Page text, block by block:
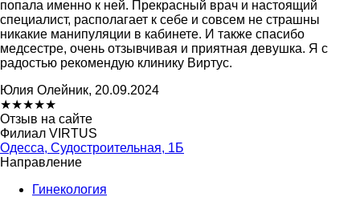
попала именно к ней. Прекрасный врач и настоящий
специалист, располагает к себе и совсем не страшны
никакие манипуляции в кабинете. И также спасибо
медсестре, очень отзывчивая и приятная девушка. Я с
радостью рекомендую клинику Виртус.
Юлия Олейник, 20.09.2024
★★★★★
Отзыв на сайте
Филиал VIRTUS
Одесса, Судостроительная, 1Б
Направление
Гинекология